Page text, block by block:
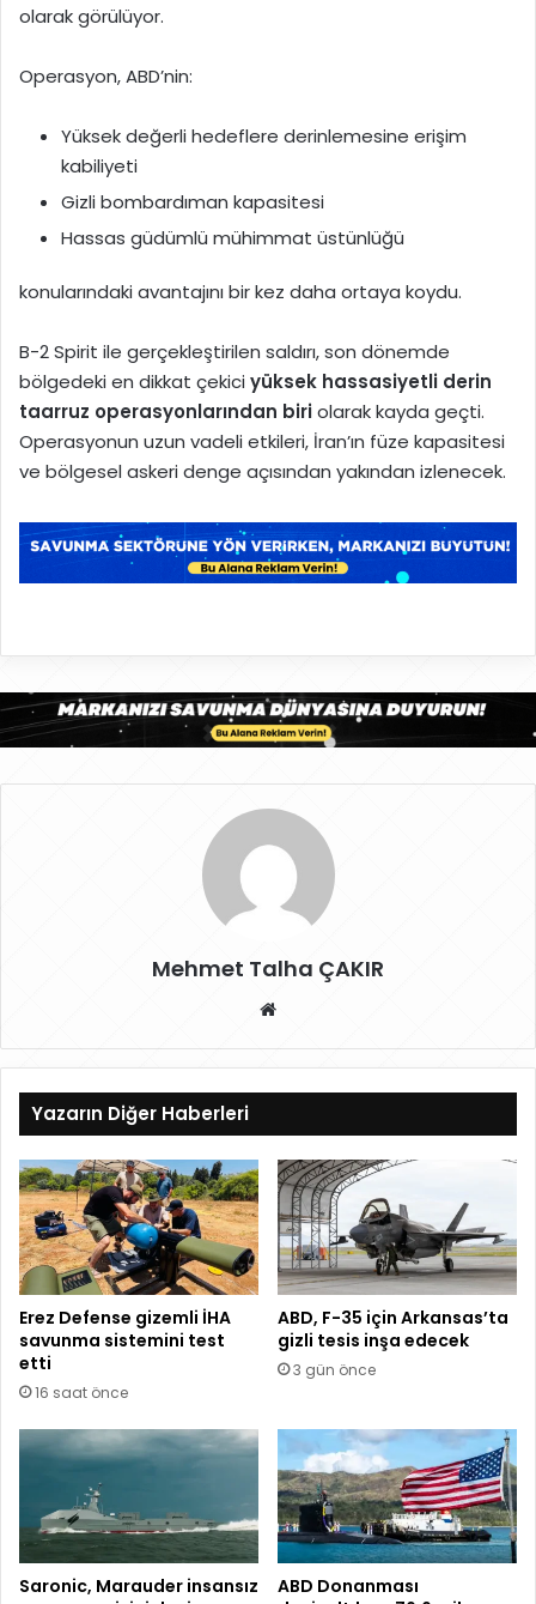
olarak görülüyor.
Operasyon, ABD’nin:
Yüksek değerli hedeflere derinlemesine erişim
kabiliyeti
Gizli bombardıman kapasitesi
Hassas güdümlü mühimmat üstünlüğü
konularındaki avantajını bir kez daha ortaya koydu.
B-2 Spirit ile gerçekleştirilen saldırı, son dönemde
bölgedeki en dikkat çekiciyüksek hassasiyetli derin
taarruz operasyonlarından biriolarak kayda geçti.
Operasyonun uzun vadeli etkileri, İran’ın füze kapasitesi
ve bölgesel askeri denge açısından yakından izlenecek.
Mehmet Talha ÇAKIR
sit
esi
Yazarın Diğer Haberleri
Erez Defense gizemli İHA
savunma sistemini test
etti
16 saat önce
ABD, F-35 için Arkansas’ta
gizli tesis inşa edecek
3 gün önce
Saronic, Marauder insansız
ABD Donanması